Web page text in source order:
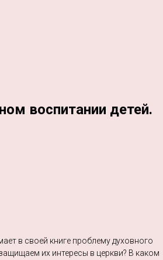
воспитании детей.
в своей книге проблему духовного
их интересы в церкви? В каком